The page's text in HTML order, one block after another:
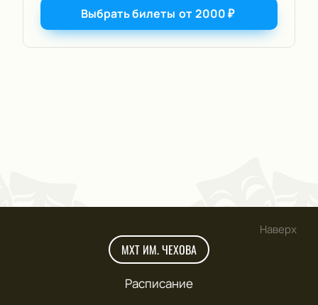
Выбрать билеты от2000₽
Наверх
МХТ ИМ. ЧЕХОВА
Расписание